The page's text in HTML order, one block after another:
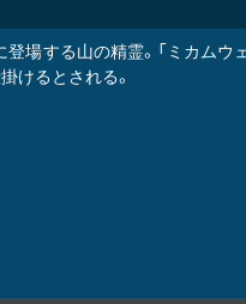
する山の精霊。「ミカムウェ
けるとされる。